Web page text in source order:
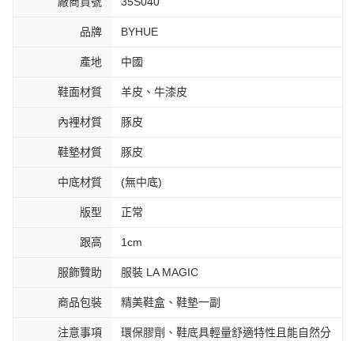
品牌 BYHUE
產地 中國
鞋面材質 羊皮、牛漆皮
內裡材質 豚皮
鞋墊材質 豚皮
中底材質 (無中底)
版型 正常
跟高 1cm
服飾贊助 服裝 LA MAGIC
商品包裝 精美鞋盒、鞋墊一副
注意事項
環保膠劑、鞋底具輕量舒適特性且能自然分